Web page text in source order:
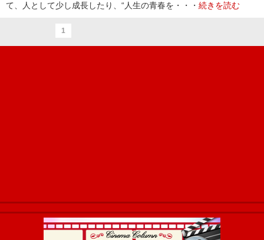
て、人として少し成長したり、“人生の青春を・・・ 続きを読む
1